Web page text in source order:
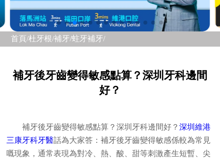
首頁/杜牙根/補牙/蛀牙補牙/
補牙後牙齒變得敏感點算？深圳牙科邊間
好？
補牙後牙齒變得敏感點算？深圳牙科邊間好？深圳維港
三康牙科牙醫話為大家答：補牙後牙齒變得敏感係較為常見
嘅現象，通常表現為對冷、熱、酸、甜等刺激產生短暫、尖